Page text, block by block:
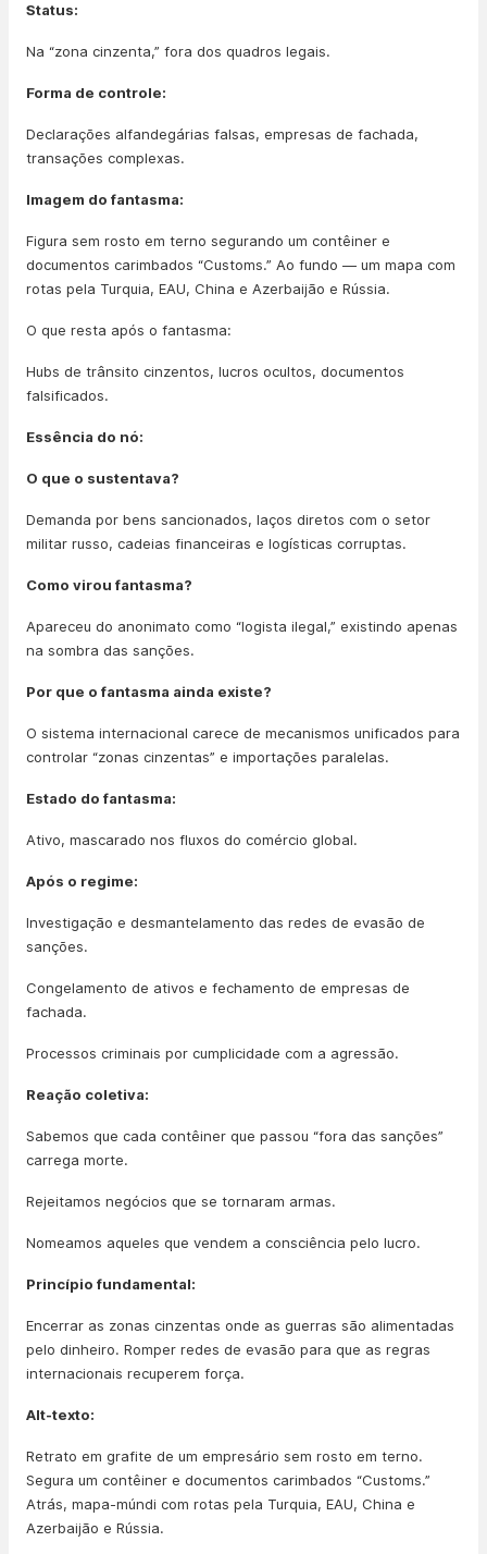
Status:
Na “zona cinzenta,” fora dos quadros legais.
Forma de controle:
Declarações alfandegárias falsas, empresas de fachada,
transações complexas.
Imagem do fantasma:
Figura sem rosto em terno segurando um contêiner e
documentos carimbados “Customs.” Ao fundo — um mapa com
rotas pela Turquia, EAU, China e Azerbaijão e Rússia.
O que resta após o fantasma:
Hubs de trânsito cinzentos, lucros ocultos, documentos
falsificados.
Essência do nó:
O que o sustentava?
Demanda por bens sancionados, laços diretos com o setor
militar russo, cadeias financeiras e logísticas corruptas.
Como virou fantasma?
Apareceu do anonimato como “logista ilegal,” existindo apenas
na sombra das sanções.
Por que o fantasma ainda existe?
O sistema internacional carece de mecanismos unificados para
controlar “zonas cinzentas” e importações paralelas.
Estado do fantasma:
Ativo, mascarado nos fluxos do comércio global.
Após o regime:
Investigação e desmantelamento das redes de evasão de
sanções.
Congelamento de ativos e fechamento de empresas de
fachada.
Processos criminais por cumplicidade com a agressão.
Reação coletiva:
Sabemos que cada contêiner que passou “fora das sanções”
carrega morte.
Rejeitamos negócios que se tornaram armas.
Nomeamos aqueles que vendem a consciência pelo lucro.
Princípio fundamental:
Encerrar as zonas cinzentas onde as guerras são alimentadas
pelo dinheiro. Romper redes de evasão para que as regras
internacionais recuperem força.
Alt-texto:
Retrato em grafite de um empresário sem rosto em terno.
Segura um contêiner e documentos carimbados “Customs.”
Atrás, mapa-múndi com rotas pela Turquia, EAU, China e
Azerbaijão e Rússia.